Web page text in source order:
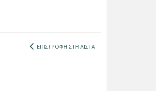
ΕΠΙΣΤΡΟΦΗ ΣΤΗ ΛΙΣΤΑ